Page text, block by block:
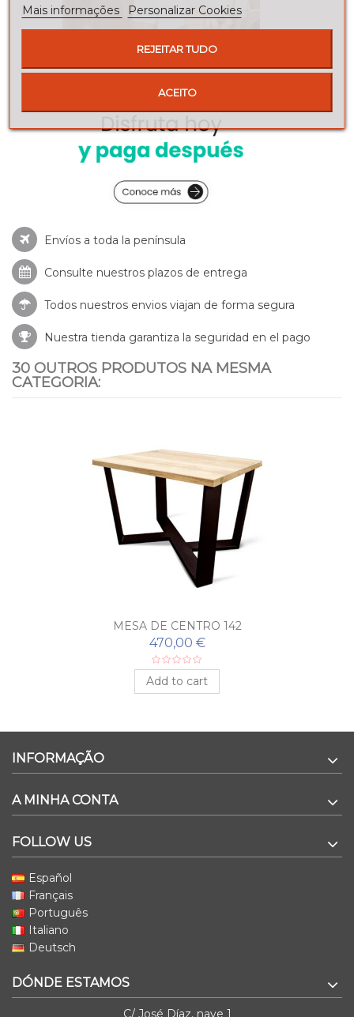
Envíos a toda la península
Consulte nuestros plazos de entrega
Todos nuestros envios viajan de forma segura
Nuestra tienda garantiza la seguridad en el pago
30 OUTROS PRODUTOS NA MESMA
CATEGORIA:
MESA DE CENTRO 142
470,00 €
Add to cart
INFORMAÇÃO
A MINHA CONTA
FOLLOW US
Español
Français
Português
Italiano
Deutsch
DÓNDE ESTAMOS
C/ José Díaz, nave 1
Mais informações
Personalizar Cookies
REJEITAR TUDO
ACEITO